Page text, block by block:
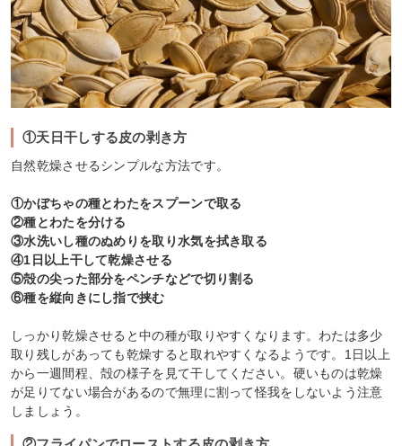
①天日干しする皮の剥き方
自然乾燥させるシンプルな方法です。
①かぼちゃの種とわたをスプーンで取る
②種とわたを分ける
③水洗いし種のぬめりを取り水気を拭き取る
④1日以上干して乾燥させる
⑤殻の尖った部分をペンチなどで切り割る
⑥種を縦向きにし指で挟む
しっかり乾燥させると中の種が取りやすくなります。わたは多少
取り残しがあっても乾燥すると取れやすくなるようです。1日以上
から一週間程、殻の様子を見て干してください。硬いものは乾燥
が足りてない場合があるので無理に割って怪我をしないよう注意
しましょう。